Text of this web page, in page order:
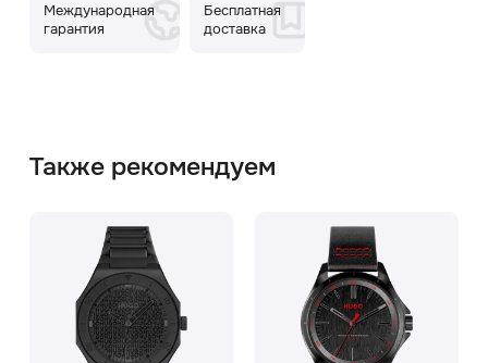
Международная
гарантия
Бесплатная
доставка
Также рекомендуем